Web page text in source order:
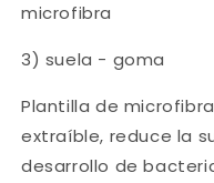
microfibra
3) suela - goma
Plantilla de
extraíble, reduce la
desarrollo de